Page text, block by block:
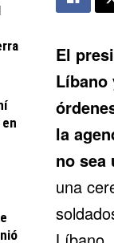
El
Líbano
la
no sea
una